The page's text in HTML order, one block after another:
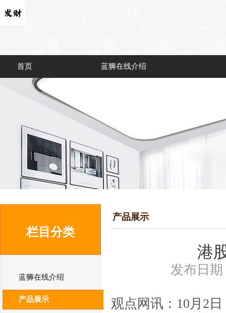
首页 蓝狮在线介绍
栏目分类
蓝狮在线介绍
产品展示
产品展示
港
发布日
观点网讯：10月2